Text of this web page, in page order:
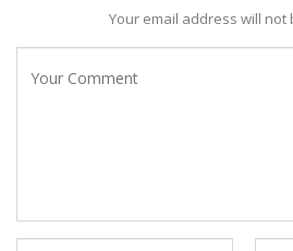
Your email address will not